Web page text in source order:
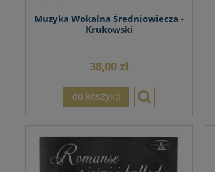
Muzyka Wokalna Średniowiecza -
Krukowski
38,00 zł
do koszyka